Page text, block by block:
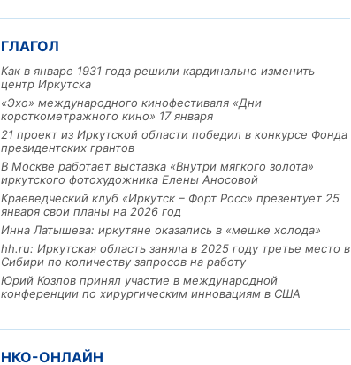
ГЛАГОЛ
Как в январе 1931 года решили кардинально изменить
центр Иркутска
«Эхо» международного кинофестиваля «Дни
короткометражного кино» 17 января
21 проект из Иркутской области победил в конкурсе Фонда
президентских грантов
В Москве работает выставка «Внутри мягкого золота»
иркутского фотохудожника Елены Аносовой
Краеведческий клуб «Иркутск – Форт Росс» презентует 25
января свои планы на 2026 год
Инна Латышева: иркутяне оказались в «мешке холода»
hh.ru: Иркутская область заняла в 2025 году третье место в
Сибири по количеству запросов на работу
Юрий Козлов принял участие в международной
конференции по хирургическим инновациям в США
НКО-ОНЛАЙН